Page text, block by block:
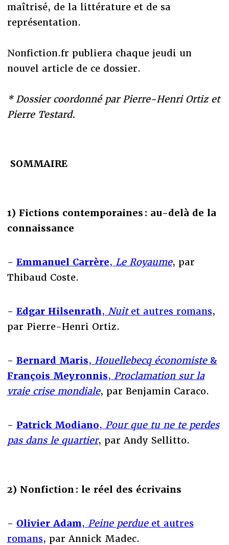
maîtrisé, de la littérature et de sa
représentation.
Nonfiction.fr publiera chaque jeudi un
nouvel article de ce dossier.
* Dossier coordonné par Pierre-Henri Ortiz et
Pierre Testard.
SOMMAIRE
1) Fictions contemporaines : au-delà de la
connaissance
- Emmanuel Carrère, Le Royaume, par
Thibaud Coste.
- Edgar Hilsenrath, Nuitet autres romans,
par Pierre-Henri Ortiz.
- Bernard Maris, Houellebecq économiste&
François Meyronnis, Proclamation sur la
vraie crise mondiale, par Benjamin Caraco.
- Patrick Modiano, Pour que tu ne te perdes
pas dans le quartier, par Andy Sellitto.
2) Nonfiction : le réel des écrivains
- Olivier Adam, Peine perdueet autres
romans, par Annick Madec.